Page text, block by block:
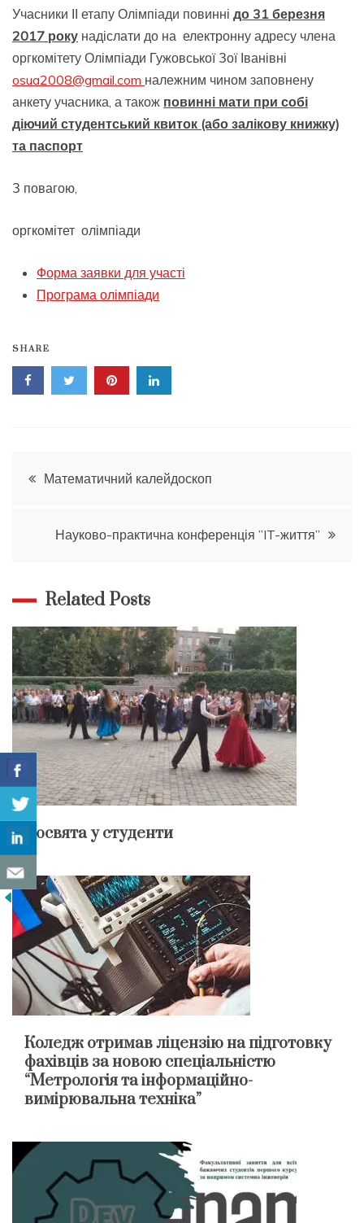
Учасники ІІ етапу Олімпіади повинні до 31 березня
2017 року надіслати до на електронну адресу члена
оргкомітету Олімпіади Гужовської Зої Іванівні
osua2008@gmail.com належним чином заповнену
анкету учасника, а також повинні мати при собі
діючий студентський квиток (або залікову книжку)
та паспорт
З повагою,
оргкомітет олімпіади
Форма заявки для участі
Програма олімпіади
SHARE
Навігація
Математичний калейдоскоп
Науково-практична конференція ”IT-життя”
Related Posts
Посвята у студенти
Коледж отримав ліцензію на підготовку
фахівців за новою спеціальністю
“Метрологія та інформаційно-
вимірювальна техніка”